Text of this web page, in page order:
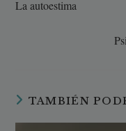
La autoestima
TAMBIÉN